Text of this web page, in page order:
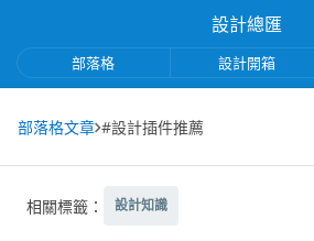
設計總匯
部落格 設計開箱
部落格文章 #設計插件推薦
相關標籤： 設計知識